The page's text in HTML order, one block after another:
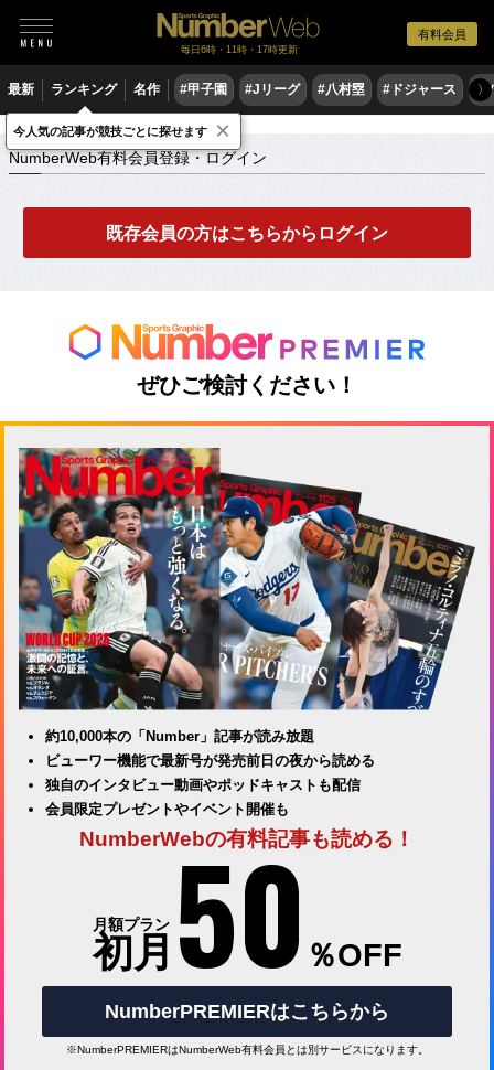
有料会員
毎日6時・11時・17時更新
最新 ランキング 名作 #甲子園 #Jリーグ #八村塁 #ドジャース #
〉
NumberWeb有料会員登録・ログイン
NumberWeb有料会員登録・ログイン
既存会員の方はこちらからログイン
ぜひご検討ください！
約10,000本の「Number」記事が読み放題
ビューワー機能で最新号が発売前日の夜から読める
独自のインタビュー動画やポッドキャストも配信
会員限定プレゼントやイベント開催も
NumberWebの有料記事も読める！
月額プラン
初月 50 ％OFF
NumberPREMIERはこちらから
※NumberPREMIERはNumberWeb有料会員とは別サービスになります。
今人気の記事が競技ごとに探せます ×